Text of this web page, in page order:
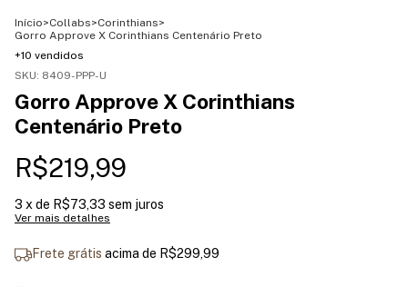
Início>Collabs>Corinthians>
Gorro Approve X Corinthians Centenário Preto
+10 vendidos
SKU: 8409-PPP-U
Gorro Approve X Corinthians
Centenário Preto
R$219,99
3 x de R$73,33 sem juros
Ver mais detalhes
Frete grátis acima de R$299,99